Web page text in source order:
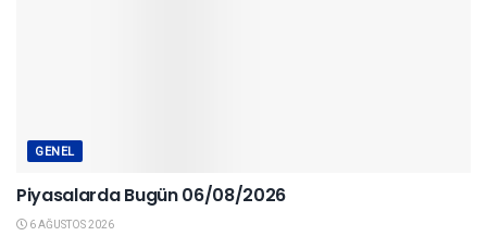
GENEL
Piyasalarda Bugün 06/08/2026
6 AĞUSTOS 2026